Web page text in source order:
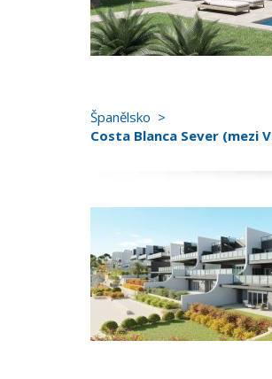
Španělsko
Costa Blanca Sever (mezi